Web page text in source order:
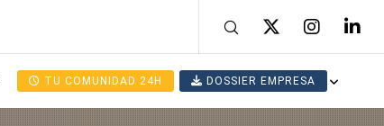
TU COMUNIDAD 24H DOSSIER EMPRESA